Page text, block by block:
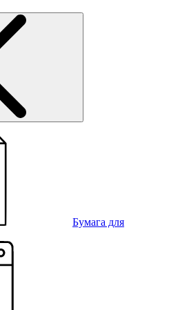
Бумага для